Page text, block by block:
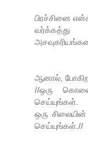
பிரச்சினை
வர்க்கத்து
ஆனால்,
//ஒரு
செய்யுங்கள்.
ஒரு
செய்யுங்கள்.//